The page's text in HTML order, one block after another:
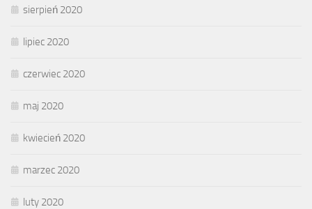
sierpień 2020
lipiec 2020
czerwiec 2020
maj 2020
kwiecień 2020
marzec 2020
luty 2020